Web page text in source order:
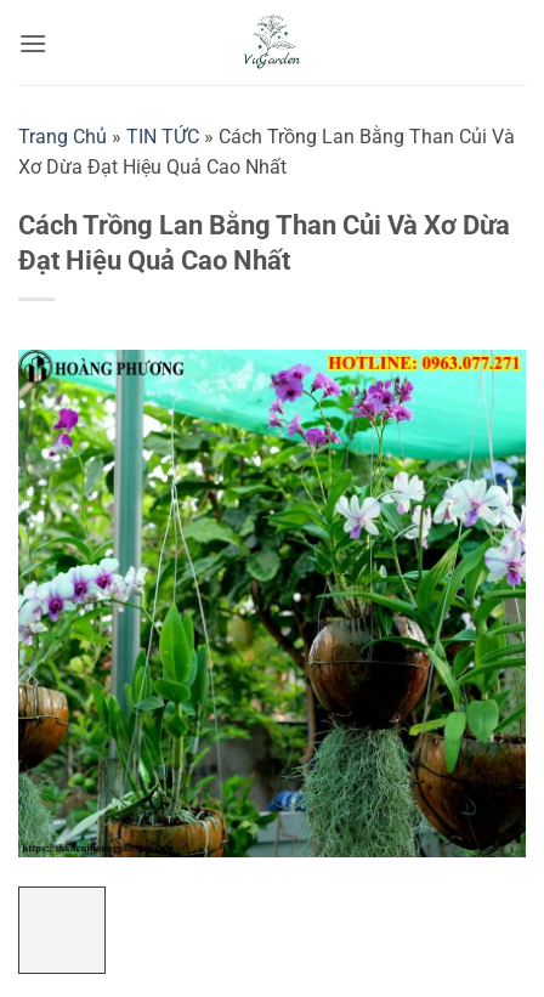
qua
Trang Chủ » TIN TỨC » Cách Trồng Lan Bằng Than Củi Và
Xơ Dừa Đạt Hiệu Quả Cao Nhất
Cách Trồng Lan Bằng Than Củi Và Xơ Dừa
Đạt Hiệu Quả Cao Nhất